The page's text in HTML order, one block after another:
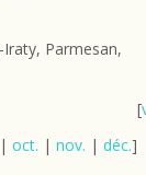
Parmesan,
[
| oct. | nov. | déc.]